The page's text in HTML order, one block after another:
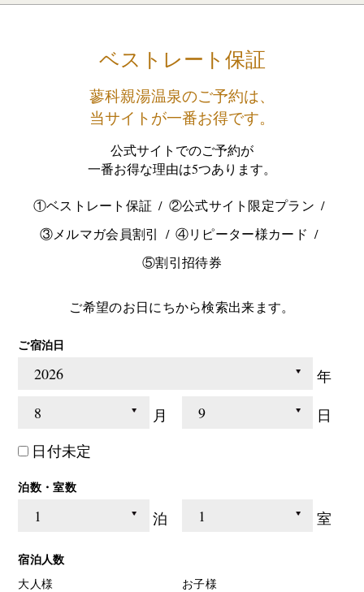
ベストレート保証
蓼科親湯温泉のご予約は、
当サイトが一番お得です。
公式サイトでのご予約が
一番お得な理由は5つあります。
①ベストレート保証
②公式サイト限定プラン
③メルマガ会員割引
④リピーター様カード
⑤割引招待券
ご希望のお日にちから検索出来ます。
ご宿泊日
年
月
日
日付未定
泊数・室数
泊 室
宿泊人数
大人様 お子様